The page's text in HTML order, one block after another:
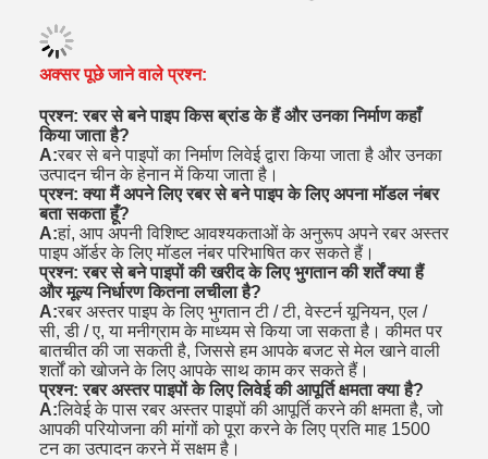
अक्सर पूछे जाने वाले प्रश्न:
प्रश्न: रबर से बने पाइप किस ब्रांड के हैं और उनका निर्माण कहाँ
किया जाता है?
A:रबर से बने पाइपों का निर्माण लिवेई द्वारा किया जाता है और उनका
उत्पादन चीन के हेनान में किया जाता है।
प्रश्न: क्या मैं अपने लिए रबर से बने पाइप के लिए अपना मॉडल नंबर
बता सकता हूँ?
A:हां, आप अपनी विशिष्ट आवश्यकताओं के अनुरूप अपने रबर अस्तर
पाइप ऑर्डर के लिए मॉडल नंबर परिभाषित कर सकते हैं।
प्रश्न: रबर से बने पाइपों की खरीद के लिए भुगतान की शर्तें क्या हैं
और मूल्य निर्धारण कितना लचीला है?
A:रबर अस्तर पाइप के लिए भुगतान टी / टी, वेस्टर्न यूनियन, एल /
सी, डी / ए, या मनीग्राम के माध्यम से किया जा सकता है। कीमत पर
बातचीत की जा सकती है, जिससे हम आपके बजट से मेल खाने वाली
शर्तों को खोजने के लिए आपके साथ काम कर सकते हैं।
प्रश्न: रबर अस्तर पाइपों के लिए लिवेई की आपूर्ति क्षमता क्या है?
A:लिवेई के पास रबर अस्तर पाइपों की आपूर्ति करने की क्षमता है, जो
आपकी परियोजना की मांगों को पूरा करने के लिए प्रति माह 1500
टन का उत्पादन करने में सक्षम है।